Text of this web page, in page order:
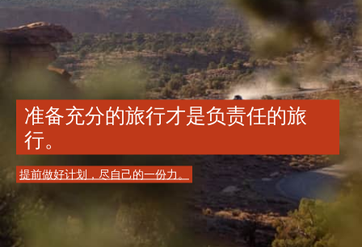
准备充分的旅行才是负责任的旅
行。
提前做好计划，尽自己的一份力。